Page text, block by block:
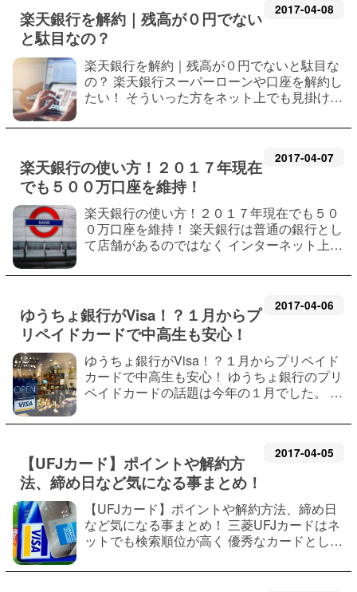
2017-04-08
楽天銀行を解約｜残高が０円でない
と駄目なの？
楽天銀行を解約｜残高が０円でないと駄目な
の？ 楽天銀行スーパーローンや口座を解約し
たい！ そういった方をネット上でも見掛けま
インターネットで手続きします。 よくある質
2017-04-07
楽天銀行の使い方！２０１７年現在
でも５００万口座を維持！
楽天銀行の使い方！２０１７年現在でも５０
０万口座を維持！ 楽天銀行は普通の銀行とし
て店舗があるのではなく インターネット上で
ト銀行と呼ばれる楽天銀行の 使い方は非常に
2017-04-06
ゆうちょ銀行がVisa！？１月からプ
リペイドカードで中高生も安心！
ゆうちょ銀行がVisa！？１月からプリペイド
カードで中高生も安心！ ゆうちょ銀行のプリ
ペイドカードの話題は今年の１月でした。 ２
イドカード を発行開始！ 「mijica（ミジ
2017-04-05
【UFJカード】ポイントや解約方
法、締め日など気になる事まとめ！
【UFJカード】ポイントや解約方法、締め日
など気になる事まとめ！ 三菱UFJカードはネ
ットでも検索順位が高く 優秀なカードとして
す人がいます。 銀行コードは０００５ 三菱